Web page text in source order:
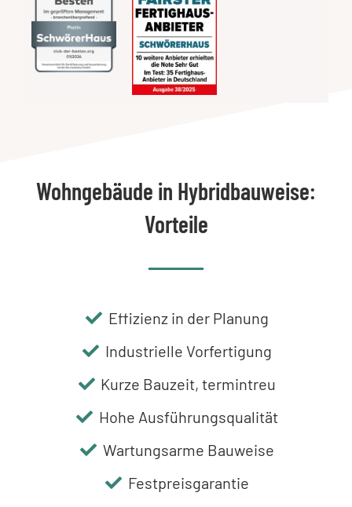
Wohngebäude in Hybridbauweise:
Vorteile
Effizienz in der Planung
Industrielle Vorfertigung
Kurze Bauzeit, termintreu
Hohe Ausführungsqualität
Wartungsarme Bauweise
Festpreisgarantie